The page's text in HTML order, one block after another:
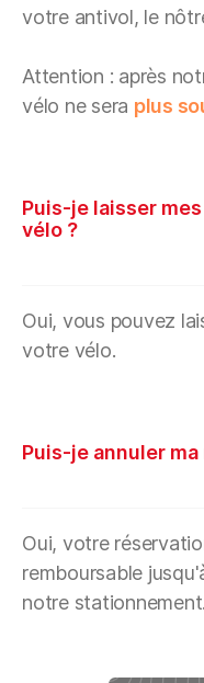
votre antivol, le
Attention : après
vélo ne sera plus
Puis-je laisser
vélo ?
Oui, vous pouvez
votre vélo.
Puis-je annuler
Oui, votre
remboursable
notre stationnement.